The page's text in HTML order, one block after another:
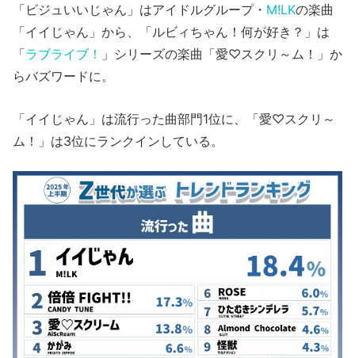
「ビジュいいじゃん」はアイドルグループ・ M!LKの楽曲
「イイじゃん」から、「ルビィちゃん！何が好き？」は
「ラブライブ！
」シリーズの楽曲「愛♡スクリ～ム！」か
らバズワードに。
「イイじゃん」は流行った曲部門1位に、「愛♡スクリ～
ム！」は3位にランクインしている。